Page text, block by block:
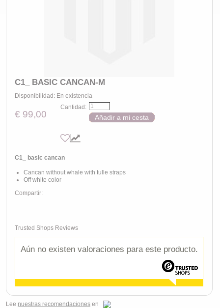
C1_ BASIC CANCAN-M
Disponibilidad: En existencia
€ 99,00
Cantidad:
Añadir a mi cesta
C1_ basic cancan
Cancan without whale with tulle straps
Off white color
Compartir:
Trusted Shops Reviews
Aún no existen valoraciones para este producto.
Lee nuestras recomendaciones en